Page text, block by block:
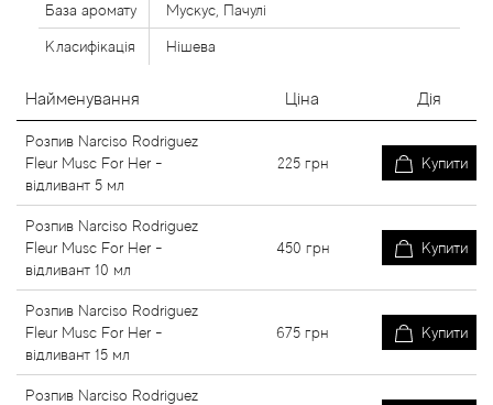
База аромату Мускус, Пачулі
Класифікація Нішева
Найменування Ціна Дія
Розпив Narciso Rodriguez
Fleur Musc For Her -
відливант 5 мл
225 грн Купити
Розпив Narciso Rodriguez
Fleur Musc For Her -
відливант 10 мл
450 грн Купити
Розпив Narciso Rodriguez
Fleur Musc For Her -
відливант 15 мл
675 грн Купити
Розпив Narciso Rodriguez